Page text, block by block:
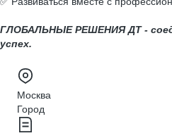
ГЛОБАЛЬНЫЕ РЕШЕНИЯ ДТ -
успех.
Москва
Город